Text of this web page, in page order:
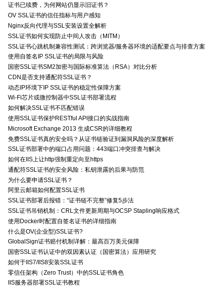
证书已续费，为何网站仍显示旧证书？
OV SSL证书的信任指标与用户感知
Nginx反向代理与SSL安装设置全解析
SSL证书如何实现防止中间人攻击（MITM）
SSL证书心跳机制兼容性测试：跨浏览器/服务器环境的适配要点与排查方案
使用自签名IP SSL证书的局限与风险
国密SSL证书SM2加密与国际标准算法（RSA）对比分析
CDN是否支持通配符SSL证书？
动态IP环境下IP SSL证书的稳定性保障方案
Wi-Fi芯片或微控制器中SSL证书部署流程
如何解决SSL证书不匹配错误
使用SSL证书保护RESTful API接口的实战指南
Microsoft Exchange 2013 生成CSR的详细教程
免费SSL证书真的安全吗？从证书链验证到漏洞风险的深度解析
SSL证书部署中的端口占用问题：443端口冲突排查与解决
如何在IIS上让http强制重定向至https
通配符SSL证书的安全风险：私钥泄露的后果与防范
为什么要申请SSL证书？
阿里云邮箱如何配置SSL证书
SSL证书部署后报错：“证书链不完整”修复5步法
SSL证书吊销机制：CRL文件更新周期与OCSP Stapling响应格式
使用Docker时配置自签名证书的详细指南
什么是OV(企业型)SSL证书?
GlobalSign证书赔付机制详解：最高百万美元保障
国密SSL证书认证中的双因素认证（国密算法）应用研究
如何于IIS7/IIS8安装SSL证书
零信任架构（Zero Trust）中的SSL证书角色
IIS服务器部署SSL证书教程